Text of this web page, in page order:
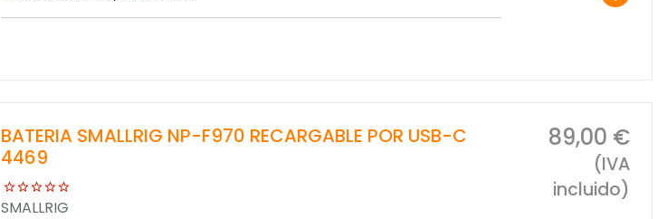
BATERIA SMALLRIG NP-F970 RECARGABLE POR USB-C
4469
SMALLRIG
89,00 €
(IVA
incluido)